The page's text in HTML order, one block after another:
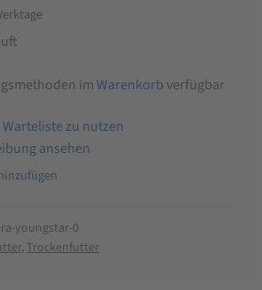
imWarenkorb verfügbar
zu nutzen
ansehen
youngstar-0
, Trockenfutter